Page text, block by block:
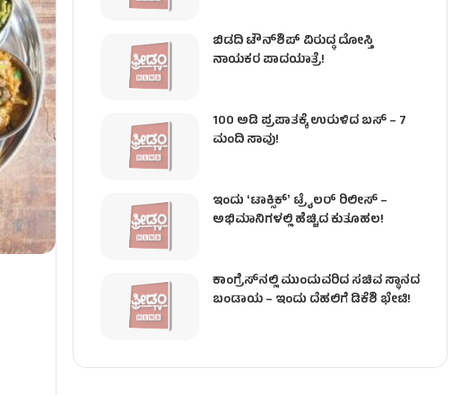
ಬಿಡದಿ ಟೌನ್‌ಶಿಪ್‌ ವಿರುದ್ಧ ದೋಸ್ತಿ
ನಾಯಕರ ಪಾದಯಾತ್ರೆ!
100 ಅಡಿ ಪ್ರಪಾತಕ್ಕೆ ಉರುಳಿದ ಬಸ್‌ – 7
ಮಂದಿ ಸಾವು!
ಇಂದು ʻಟಾಕ್ಸಿಕ್ʼ ಟ್ರೈಲರ್ ರಿಲೀಸ್‌ –
ಅಭಿಮಾನಿಗಳಲ್ಲಿ ಹೆಚ್ಚಿದ ಕುತೂಹಲ!
ಕಾಂಗ್ರೆಸ್​ನಲ್ಲಿ ಮುಂದುವರಿದ ಸಚಿವ ಸ್ಥಾನದ
ಬಂಡಾಯ – ಇಂದು ದೆಹಲಿಗೆ ಡಿಕೆಶಿ ಭೇಟಿ!